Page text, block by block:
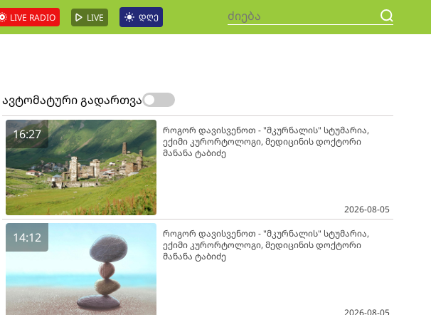
LIVE RADIO LIVE დღე
ავტომატური გადართვა
16:27
როგორ დავისვენოთ - "მკურნალის" სტუმარია,
ექიმი კურორტოლოგი, მედიცინის დოქტორი
მანანა ტაბიძე
2026-08-05
14:12
როგორ დავისვენოთ - "მკურნალის" სტუმარია,
ექიმი კურორტოლოგი, მედიცინის დოქტორი
მანანა ტაბიძე
2026-08-05